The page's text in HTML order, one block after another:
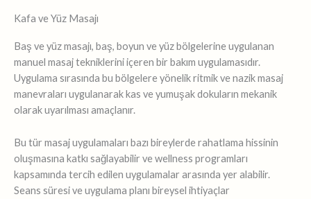
Kafa ve Yüz Masajı
Baş ve yüz masajı, baş, boyun ve yüz bölgelerine uygulanan
manuel masaj tekniklerini içeren bir bakım uygulamasıdır.
Uygulama sırasında bu bölgelere yönelik ritmik ve nazik masaj
manevraları uygulanarak kas ve yumuşak dokuların mekanik
olarak uyarılması amaçlanır.
Bu tür masaj uygulamaları bazı bireylerde rahatlama hissinin
oluşmasına katkı sağlayabilir ve wellness programları
kapsamında tercih edilen uygulamalar arasında yer alabilir.
Seans süresi ve uygulama planı bireysel ihtiyaçlar